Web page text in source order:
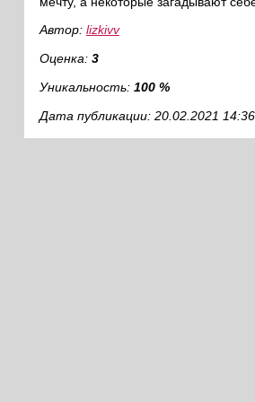
Автор: lizkivv
Оценка: 3
Уникальность: 100 %
Дата публикации: 20.02.2021 14:36